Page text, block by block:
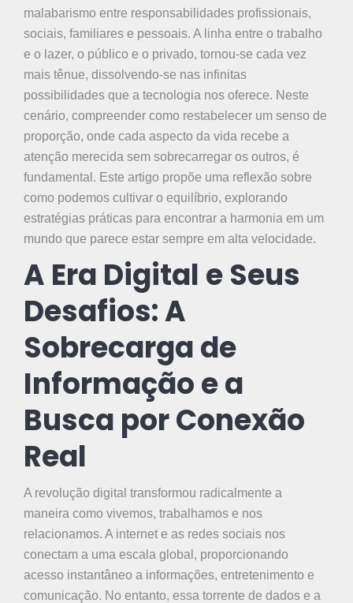
malabarismo entre responsabilidades profissionais,
sociais, familiares e pessoais. A linha entre o trabalho
e o lazer, o público e o privado, tornou-se cada vez
mais tênue, dissolvendo-se nas infinitas
possibilidades que a tecnologia nos oferece. Neste
cenário, compreender como restabelecer um senso de
proporção, onde cada aspecto da vida recebe a
atenção merecida sem sobrecarregar os outros, é
fundamental. Este artigo propõe uma reflexão sobre
como podemos cultivar o equilíbrio, explorando
estratégias práticas para encontrar a harmonia em um
mundo que parece estar sempre em alta velocidade.
A Era Digital e Seus
Desafios: A
Sobrecarga de
Informação e a
Busca por Conexão
Real
A revolução digital transformou radicalmente a
maneira como vivemos, trabalhamos e nos
relacionamos. A internet e as redes sociais nos
conectam a uma escala global, proporcionando
acesso instantâneo a informações, entretenimento e
comunicação. No entanto, essa torrente de dados e a